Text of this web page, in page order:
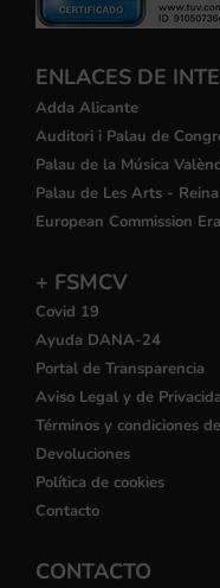
ENLACES DE
Adda Alicante
Auditori i Palau de
Palau de la Música
Palau de Les Arts -
European Commission
+ FSMCV
Covid 19
Ayuda DANA-24
Portal de Transparencia
Aviso Legal y de
Términos y condiciones
Devoluciones
Política de cookies
Contacto
CONTACTO